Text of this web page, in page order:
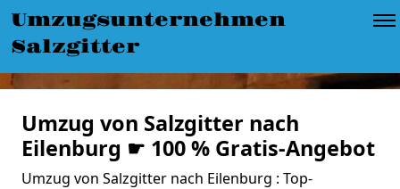
Umzugsunternehmen
Salzgitter
Umzug von Salzgitter nach
Eilenburg ☛ 100 % Gratis-Angebot
Umzug von Salzgitter nach Eilenburg : Top-